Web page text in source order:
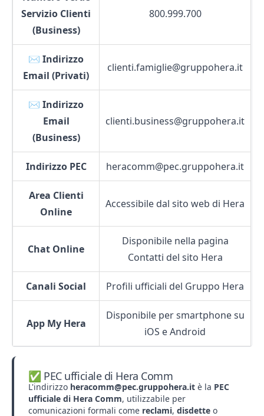
Servizio Clienti
(Business)
800.999.700
✉️ Indirizzo
Email (Privati)
clienti.famiglie@gruppohera.it
✉️ Indirizzo
Email
(Business)
clienti.business@gruppohera.it
Indirizzo PEC heracomm@pec.gruppohera.it
Area Clienti
Online
Accessibile dal sito web di Hera
Chat Online
Disponibile nella pagina
Contatti del sito Hera
Canali Social Profili ufficiali del Gruppo Hera
App My Hera
Disponibile per smartphone su
iOS e Android
✅ PEC ufficiale di Hera Comm
L'indirizzo heracomm@pec.gruppohera.it è la PEC
ufficiale di Hera Comm, utilizzabile per
comunicazioni formali come reclami, disdette o